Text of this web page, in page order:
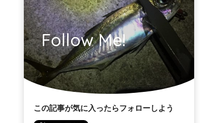
Follow Me!
この記事が気に入ったらフォローしよう